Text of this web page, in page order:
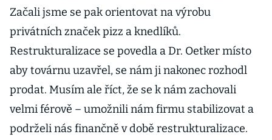
Začali jsme se pak orientovat na výrobu
privátních značek pizz a knedlíků.
Restrukturalizace se povedla a Dr. Oetker místo
aby továrnu uzavřel, se nám ji nakonec rozhodl
prodat. Musím ale říct, že se k nám zachovali
velmi férově – umožnili nám firmu stabilizovat a
podrželi nás finančně v době restrukturalizace.